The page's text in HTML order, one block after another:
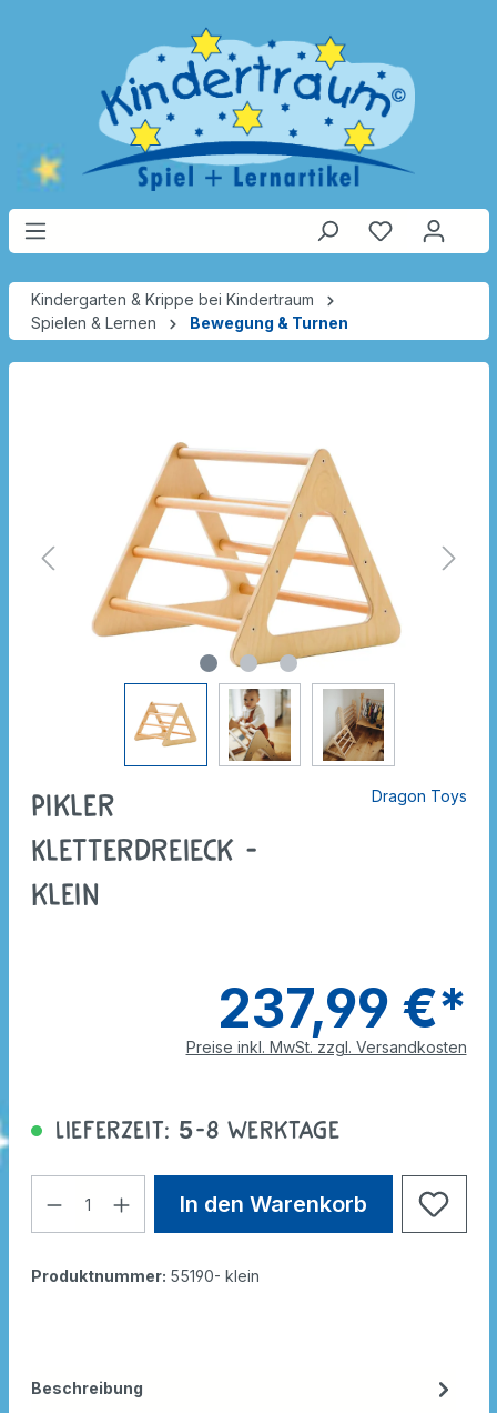
Kindergarten & Krippe bei Kindertraum
Spielen & Lernen
Bewegung & Turnen
Pikler
Kletterdreieck -
klein
Dragon Toys
237,99 €*
Preise inkl. MwSt. zzgl. Versandkosten
Lieferzeit: 5-8 Werktage
In den Warenkorb
Produktnummer: 55190- klein
Beschreibung